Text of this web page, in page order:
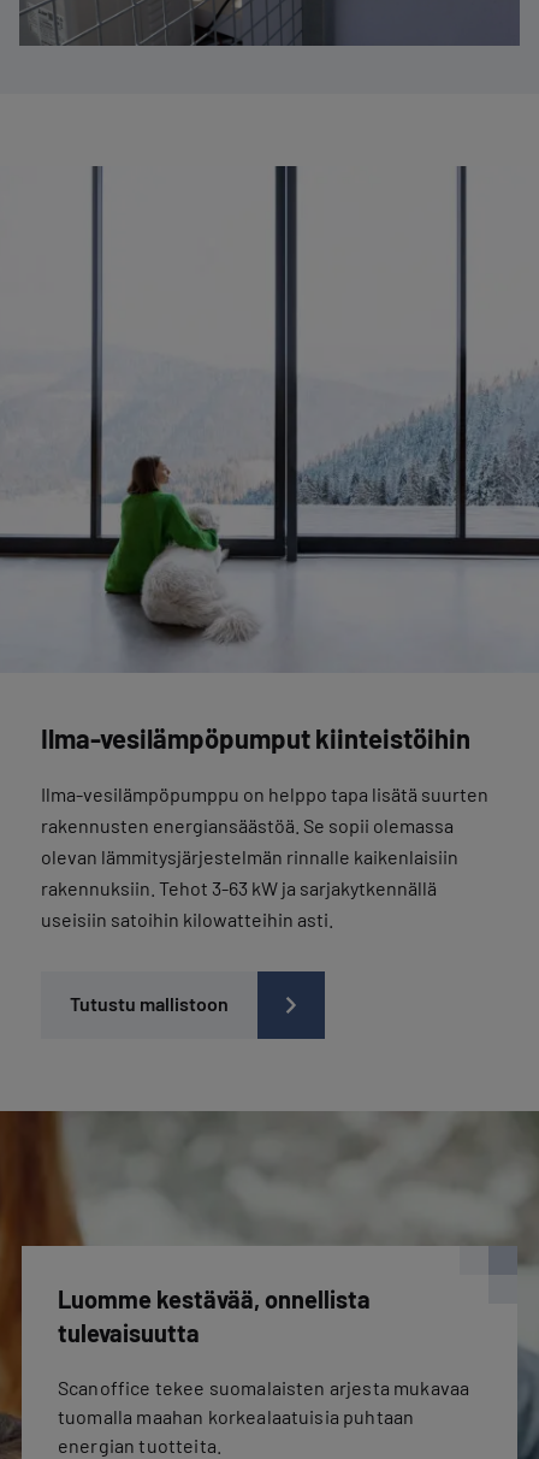
Ilma-vesilämpöpumput kiinteistöihin
Ilma-vesilämpöpumppu on helppo tapa lisätä suurten
rakennusten energiansäästöä. Se sopii olemassa
olevan lämmitysjärjestelmän rinnalle kaikenlaisiin
rakennuksiin. Tehot 3-63 kW ja sarjakytkennällä
useisiin satoihin kilowatteihin asti.
Tutustu mallistoon
Luomme kestävää, onnellista
tulevaisuutta
Scanoffice tekee suomalaisten arjesta mukavaa
tuomalla maahan korkealaatuisia puhtaan
energian tuotteita.